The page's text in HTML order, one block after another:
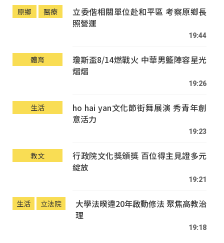
原鄉 醫療
立委偕相關單位赴和平區 考察原鄉長
照營運
19:44
體育
瓊斯盃8/14燃戰火 中華男籃陣容星光
熠熠
19:26
生活
ho hai yan文化節街舞展演 秀青年創
意活力
19:23
教文
行政院文化獎頒獎 百位得主見證多元
綻放
19:21
生活 立法院
大學法暌違20年啟動修法 聚焦高教治
理
19:18